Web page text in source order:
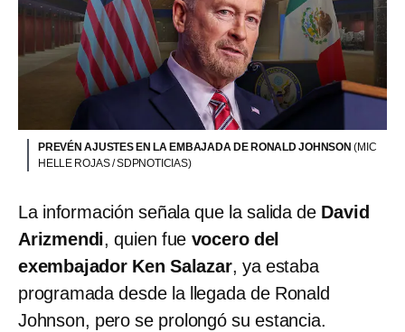
PREVÉN AJUSTES EN LA EMBAJADA DE RONALD JOHNSON(MIC
HELLE ROJAS / SDPNOTICIAS)
La información señala que la salida de David
Arizmendi, quien fue vocero del
exembajador Ken Salazar, ya estaba
programada desde la llegada de Ronald
Johnson, pero se prolongó su estancia.